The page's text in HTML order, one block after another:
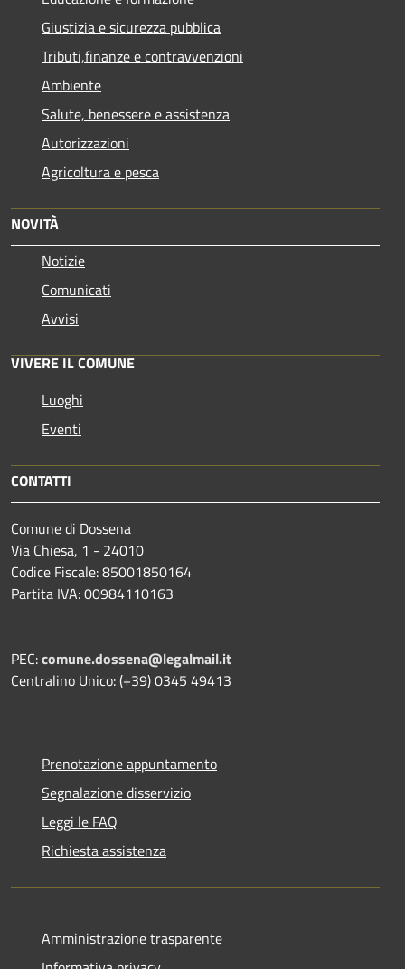
Giustizia e sicurezza pubblica
Tributi,finanze e contravvenzioni
Ambiente
Salute, benessere e assistenza
Autorizzazioni
Agricoltura e pesca
NOVITÀ
Notizie
Comunicati
Avvisi
VIVERE IL COMUNE
Luoghi
Eventi
CONTATTI
Comune di Dossena
Via Chiesa, 1 - 24010
Codice Fiscale: 85001850164
Partita IVA: 00984110163
PEC:comune.dossena@legalmail.it
Centralino Unico: (+39) 0345 49413
Prenotazione appuntamento
Segnalazione disservizio
Leggi le FAQ
Richiesta assistenza
Amministrazione trasparente